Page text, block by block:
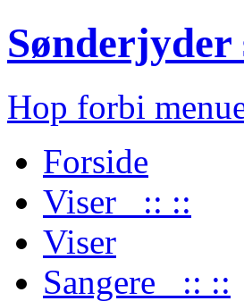
Sønderjyder
Hop forbi
Forside
Viser :: ::
Viser
Sangere :: ::